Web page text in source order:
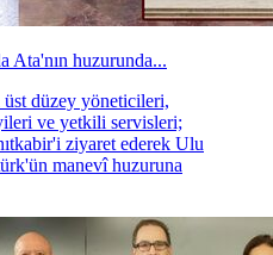
Ata'nın huzurunda...
düzey yöneticileri,
ve yetkili servisleri;
ziyaret ederek Ulu
manevî huzuruna